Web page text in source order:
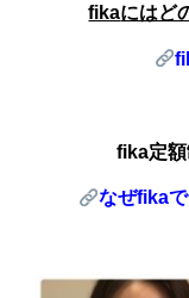
fikaにはど
fika定額
なぜfika